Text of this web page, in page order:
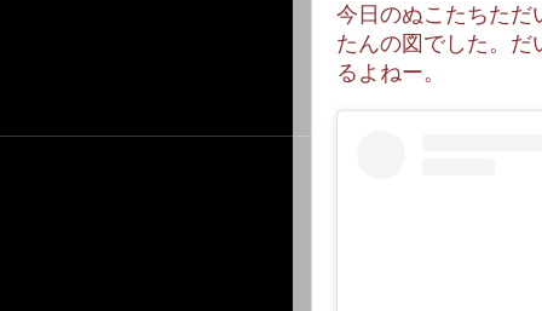
今日のぬこたちた
たんの図でした。だ
るよねー。